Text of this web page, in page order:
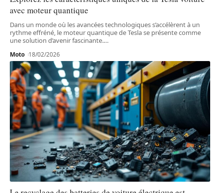
avec moteur quantique
Dans un monde où les avancées technologiques s’accélèrent à un
rythme effréné, le moteur quantique de Tesla se présente comme
une solution d’avenir fascinante.…
Moto 18/02/2026